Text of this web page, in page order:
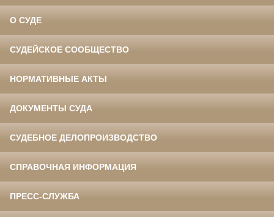
О СУДЕ
СУДЕЙСКОЕ СООБЩЕСТВО
НОРМАТИВНЫЕ АКТЫ
ДОКУМЕНТЫ СУДА
СУДЕБНОЕ ДЕЛОПРОИЗВОДСТВО
СПРАВОЧНАЯ ИНФОРМАЦИЯ
ПРЕСС-СЛУЖБА